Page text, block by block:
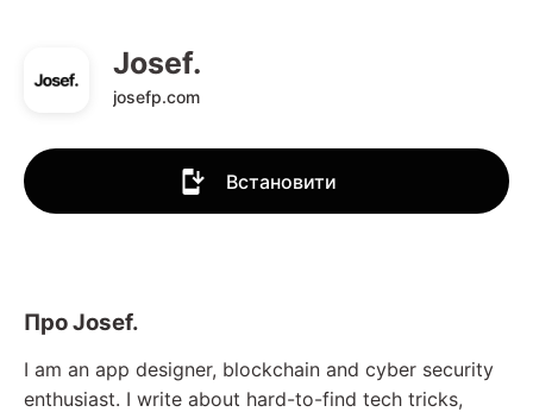
Josef.
josefp.com
Встановити
Про Josef.
I am an app designer, blockchain and cyber security
enthusiast. I write about hard-to-find tech tricks,